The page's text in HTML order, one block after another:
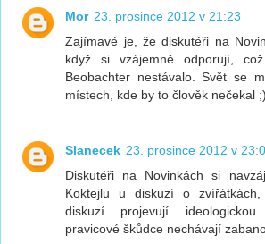
Mor 23. prosince 2012 v 21:23
Zajímavé je, že diskutéři na
když si vzájemně odporují,
Beobachter nestávalo. Svět se
místech, kde by to člověk nečekal ;)
Slanecek 23. prosince 2012 v
Diskutéři na Novinkách si
Koktejlu u diskuzí o
diskuzí projevují
pravicové škůdce nechávají